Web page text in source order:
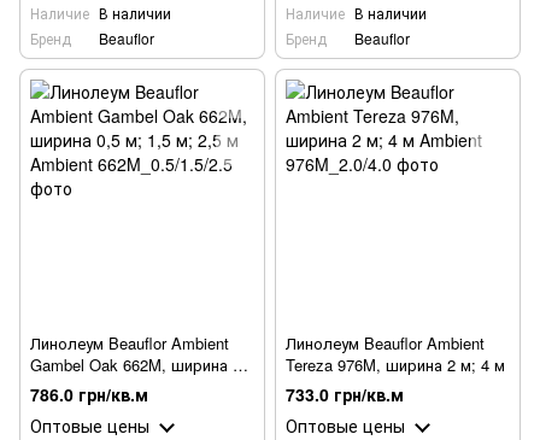
Наличие В наличии
Бренд
Beauflor
Наличие В наличии
Бренд
Beauflor
Линолеум Beauflor Ambient
Gambel Oak 662M, ширина 0,5
м; 1,5 м; 2,5 м
786.0 грн/кв.м
Оптовые цены
Линолеум Beauflor Ambient
Tereza 976M, ширина 2 м; 4 м
733.0 грн/кв.м
Оптовые цены